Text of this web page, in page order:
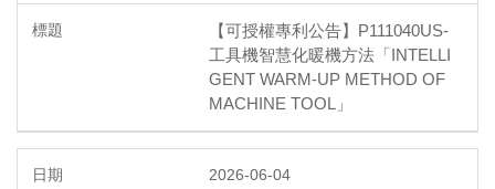
【可授權專利公告】P111040US-
工具機智慧化暖機方法「INTELLI
GENT WARM-UP METHOD OF
MACHINE TOOL」
2026-06-04